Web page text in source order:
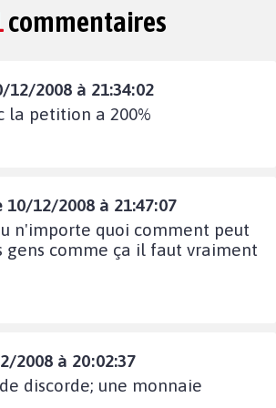
commentaires
12/2008 à 21:34:02
la petition a 200%
10/12/2008 à 21:47:07
n'importe quoi comment peut
gens comme ça il faut vraiment
2008 à 20:02:37
discorde; une monnaie